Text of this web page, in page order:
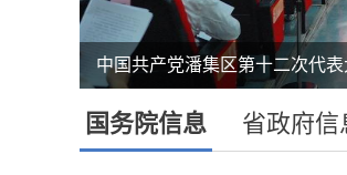
中国共产党潘集区第十二次代
中国铁塔领导前来我区商谈合
国务院信息 省政府信